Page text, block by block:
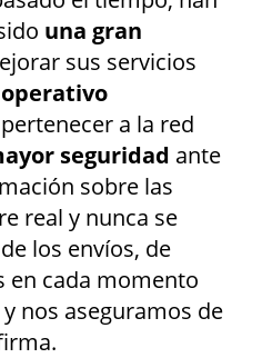
una gran
sus servicios
a la red
seguridad ante
sobre las
real y nunca se
los envíos, de
en cada momento
nos aseguramos de